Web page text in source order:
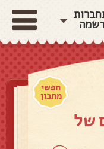
חפשי
מתכון
של